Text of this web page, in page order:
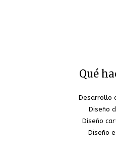
Qué
Desarrollo
Diseño
Diseño
Diseño